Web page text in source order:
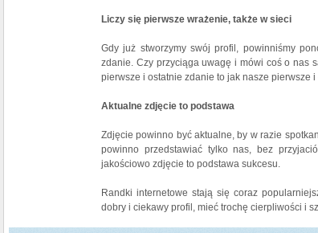
Liczy się pierwsze wrażenie, także w sieci
Gdy już stworzymy swój profil, powinniśmy
zdanie. Czy przyciąga uwagę i mówi coś o nas
pierwsze i ostatnie zdanie to jak nasze pierwsze
Aktualne zdjęcie to podstawa
Zdjęcie powinno być aktualne, by w razie
powinno przedstawiać tylko nas, bez
jakościowo zdjęcie to podstawa sukcesu.
Randki internetowe stają się coraz
dobry i ciekawy profil, mieć trochę cierpliwości i